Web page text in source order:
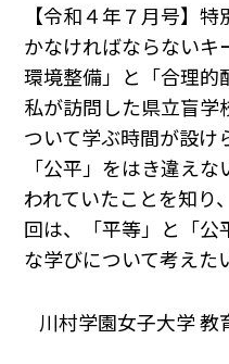
【令和４年７月号】特
かなければならないキ
環境整備」と「合理的
私が訪問した県立盲学
ついて学ぶ時間が設け
「公平」をはき違え
われていたことを知り
回は、「平等」と「公
な学びについて考えた
川村学園女子大学